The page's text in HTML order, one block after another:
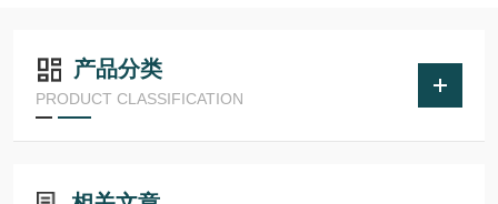
产品分类
PRODUCT CLASSIFICATION